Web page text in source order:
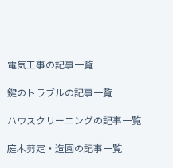
電気工事の記事一覧
鍵のトラブルの記事一覧
ハウスクリーニングの記事一覧
庭木剪定・造園の記事一覧